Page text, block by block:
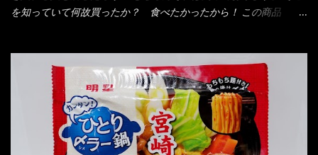
部カップの中でカオス状態。 これ特に縦型Bigカップだと、スー
りました～ 熱湯によりカップ内に対流が起こり、表層が泡立っ
ている～ 隣に用意したのが、ホワイトカップ丼型です。 こちら
へ内容物を全て移すのと同時に、スープも満遍なく全体に行き渡
させる。 箸で麺から移動させ、具とスープは最後に移すとこうな
りました。 良い感じではないか！ やはり一部粉末スープが縦型
カップの壁面に残っていたので、ぜーんぶ箸等で落としてホワイ
を知っていて何故買ったか？ 食べたかったから！ この商品
てみないといけないじゃん！（知るのが遅い） リニューアル前の
は食べた事あるのよ！でもここ数年は、カップ麺の方が話題性も
品揃えも上じゃん！ だって話題性の無いのを食べても・・・しょ
うが無いじゃん！ 日本で話題性が無いのに、外国の人には尚更ね
ぇ～ 袋麺と云えば【サッポロ一番】と云われる程だが、10年位前
に革新的な袋麺が出た！ それは『マルちゃん正麺』と云われる商